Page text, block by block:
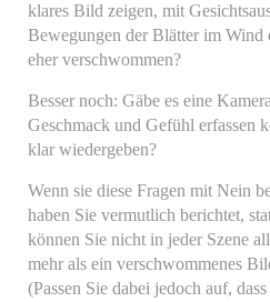
klares Bild zeigen, mit
Bewegungen der Blätter im Wind
eher verschwommen?
Besser noch: Gäbe es eine
Geschmack und Gefühl erfassen
klar wiedergeben?
Wenn sie diese Fragen mit Nein
haben Sie vermutlich berichtet,
können Sie nicht in jeder Szene
mehr als ein verschwommenes
(Passen Sie dabei jedoch auf,